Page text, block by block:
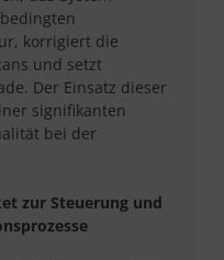
korrigiert die
und setzt
Der Einsatz dieser
signifikanten
bei der
zur Steuerung und